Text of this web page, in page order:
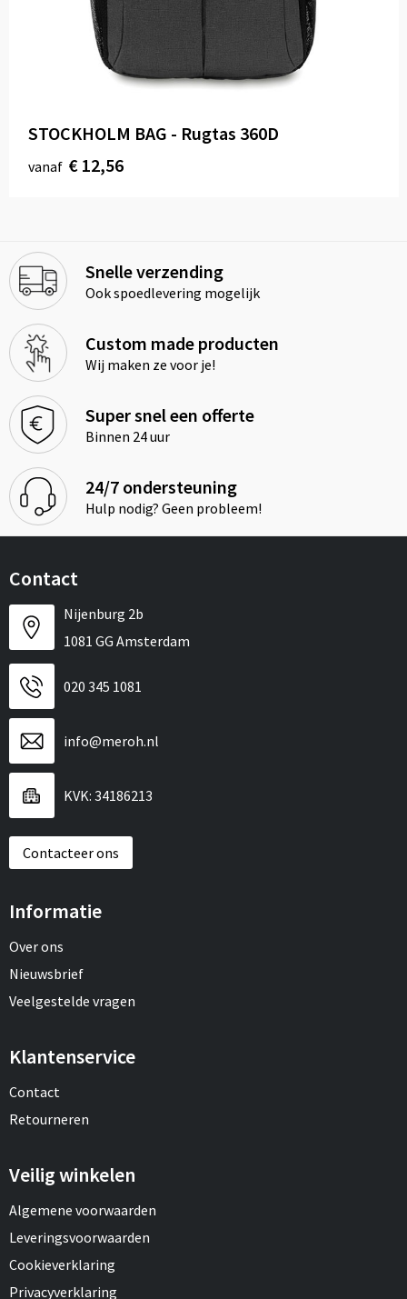
STOCKHOLM BAG - Rugtas 360D
vanaf € 12,56
Snelle verzending
Ook spoedlevering mogelijk
Custom made producten
Wij maken ze voor je!
Super snel een offerte
Binnen 24 uur
24/7 ondersteuning
Hulp nodig? Geen probleem!
Contact
Nijenburg 2b
1081 GG Amsterdam
020 345 1081
info@meroh.nl
KVK: 34186213
Contacteer ons
Informatie
Over ons
Nieuwsbrief
Veelgestelde vragen
Klantenservice
Contact
Retourneren
Veilig winkelen
Algemene voorwaarden
Leveringsvoorwaarden
Cookieverklaring
Privacyverklaring